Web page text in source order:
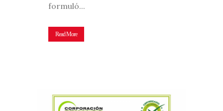
formuló...
Read More